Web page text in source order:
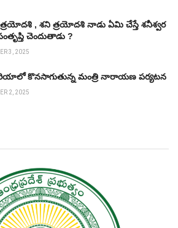
త్రయోదశి , శని త్రయోదశి నాడు ఏమి చేస్తే శనీశ్వర
చెందుతాడు ?
3, 2025
కొనసాగుతున్న మంత్రి నారాయణ పర్యటన
2, 2025